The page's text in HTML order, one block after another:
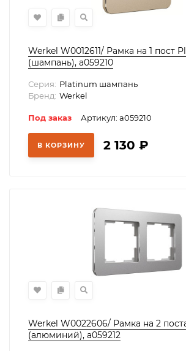
Werkel W0012611/ Рамка на 1 пост
(шампань), a059210
Серия: Platinum шампань
Бренд: Werkel
Под заказ Артикул: a059210
В КОРЗИНУ 2 130 ₽
Werkel W0022606/ Рамка на 2
(алюминий), a059212